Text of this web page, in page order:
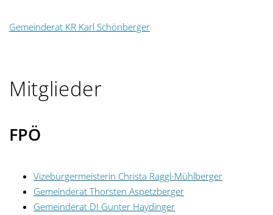
Gemeinderat KR Karl Schönberger
Mitglieder
FPÖ
Vizebürgermeisterin Christa Raggl-Mühlberger
Gemeinderat Thorsten Aspetzberger
Gemeinderat DI Gunter Haydinger